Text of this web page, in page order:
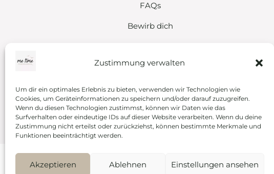
Zustimmung verwalten
Um dir ein optimales Erlebnis zu bieten, verwenden wir Technologien wie
Cookies, um Geräteinformationen zu speichern und/oder darauf zuzugreifen.
Wenn du diesen Technologien zustimmst, können wir Daten wie das
Surfverhalten oder eindeutige IDs auf dieser Website verarbeiten. Wenn du deine
Zustimmung nicht erteilst oder zurückziehst, können bestimmte Merkmale und
Funktionen beeinträchtigt werden.
Akzeptieren Ablehnen Einstellungen ansehen
FAQs
Bewirb dich
Kontakt
Instagram